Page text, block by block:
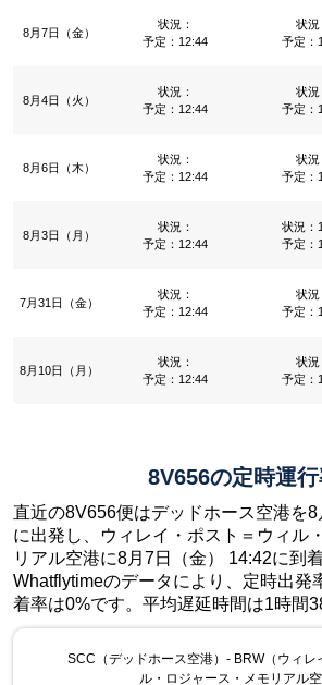
8月7日（金）
状況：
予定：12:44
状況
予定：
8月4日（火）
状況：
予定：12:44
状況
予定：
8月6日（木）
状況：
予定：12:44
状況
予定：
8月3日（月）
状況：
予定：12:44
状況：
予定：
7月31日（金）
状況：
予定：12:44
状況
予定：
8月10日（月）
状況：
予定：12:44
状況
予定：
8V656の定時運
直近の8V656便はデッドホース空港を
に出発し、ウィレイ・ポスト＝ウィル
リアル空港に8月7日（金） 14:42に到着
Whatflytimeのデータにより、定時出発
着率は0%です。平均遅延時間は1時間
SCC（デッドホース空港）- BRW（ウィレ
ル・ロジャース・メモリアル空